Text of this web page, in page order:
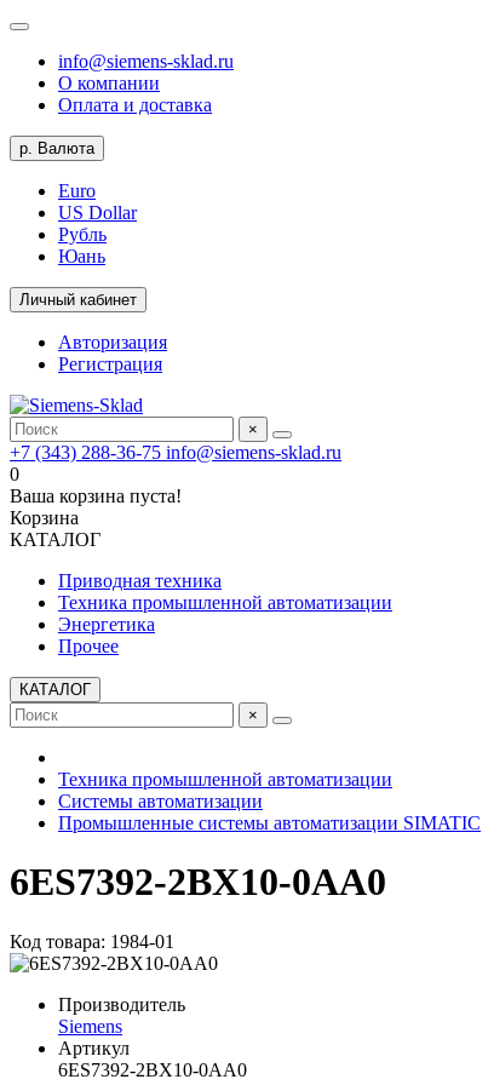
info@siemens-sklad.ru
О компании
Оплата и доставка
р. Валюта
Euro
US Dollar
Рубль
Юань
Личный кабинет
Авторизация
Регистрация
×
+7 (343) 288-36-75 info@siemens-sklad.ru
0
Ваша корзина пуста!
Корзина
КАТАЛОГ
Приводная техника
Техника промышленной автоматизации
Энергетика
Прочее
КАТАЛОГ
×
Техника промышленной автоматизации
Системы автоматизации
Промышленные системы автоматизации SIMATIC
6ES7392-2BX10-0AA0
Код товара: 1984-01
Производитель
Siemens
Артикул
6ES7392-2BX10-0AA0